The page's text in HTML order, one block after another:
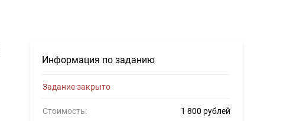
Информация по заданию
Задание закрыто
Стоимость: 1 800 рублей